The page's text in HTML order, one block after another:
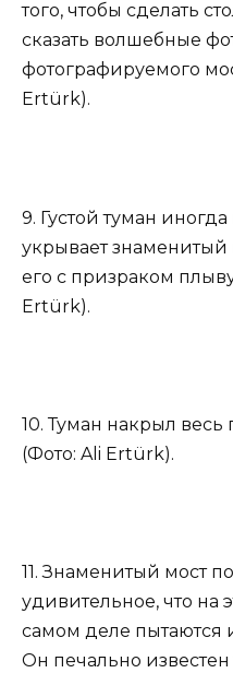
того, чтобы сделать
сказать волшебные
фотографируемого
Ertürk).
9. Густой туман
укрывает знаменитый
его с призраком
Ertürk).
10. Туман накрыл весь
(Фото: Ali Ertürk).
11. Знаменитый мост
удивительное, что на
самом деле пытаются
Он печально